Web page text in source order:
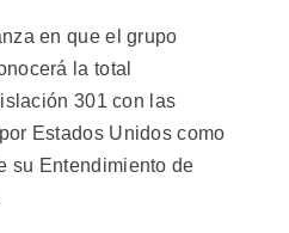
en que el grupo
la total
301 con las
Estados Unidos como
su Entendimiento de